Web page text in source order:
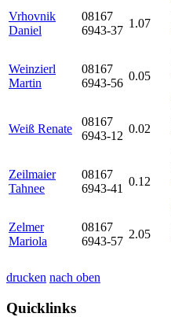
Vrhovnik
Daniel
08167
6943-37
1.07
Weinzierl
Martin
08167
6943-56
0.05
Weiß Renate
08167
6943-12
0.02
Zeilmaier
Tahnee
08167
6943-41
0.12
Zelmer
Mariola
08167
6943-57
2.05
drucken nach oben
Quicklinks